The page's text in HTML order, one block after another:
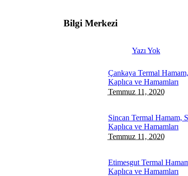
Bilgi Merkezi
Yazı Yok
Çankaya Termal
Kaplıca ve Hamamları
Temmuz 11, 2020
Sincan Termal Hamam,
Kaplıca ve Hamamları
Temmuz 11, 2020
Etimesgut Termal
Kaplıca ve Hamamları